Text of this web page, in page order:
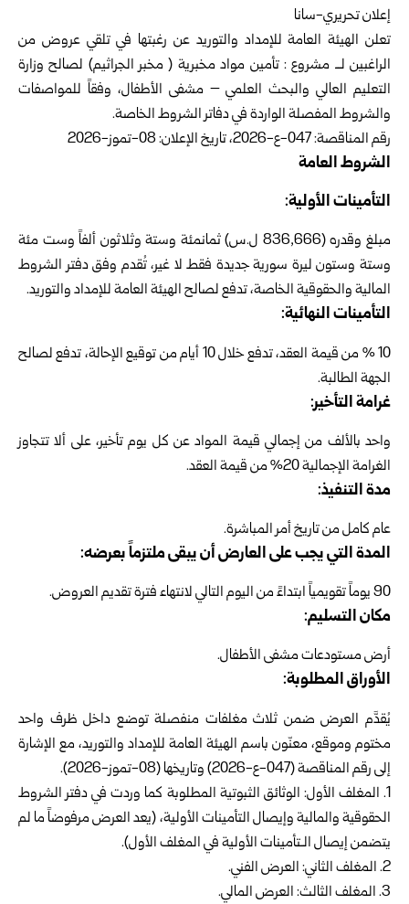
إعلان تحريري-سانا
تعلن الهيئةالعامة للإمداد والتوريد عن رغبتها في تلقي عروض من
الراغبين لــ مشروع : تأمين مواد مخبرية ( مخبر الجراثيم) لصالح وزارة
التعليم العالي والبحث العلمي – مشفى الأطفال، وفقاً للمواصفات
والشروط المفصلة الواردة في دفاتر الشروط الخاصة.
رقم المناقصة: 047-ع-2026، تاريخ الإعلان: 08-تموز-2026
الشروط العامة
التأمينات الأولية:
مبلغ وقدره (836,666 ل.س) ثمانمئة وستة وثلاثون ألفاً وست مئة
وستة وستون ليرة سورية جديدة فقط لا غير، تُقدم وفق دفتر الشروط
المالية والحقوقية الخاصة، تدفع لصالح الهيئة العامة للإمداد والتوريد.
التأمينات النهائية:
10 % من قيمة العقد، تدفع خلال 10 أيام من توقيع الإحالة، تدفع لصالح
الجهة الطالبة.
غرامة التأخير:
واحد بالألف من إجمالي قيمة المواد عن كل يوم تأخير، على ألا تتجاوز
الغرامة الإجمالية 20% من قيمة العقد.
مدة التنفيذ:
عام كامل من تاريخ أمر المباشرة.
المدة التي يجب على العارض أن يبقى ملتزماً بعرضه:
90 يوماً تقويمياً ابتداءً من اليوم التالي لانتهاء فترة تقديم العروض.
مكان التسليم:
أرض مستودعات مشفى الأطفال.
الأوراق المطلوبة:
يُقدَّم العرض ضمن ثلاث مغلفات منفصلة توضع داخل ظرف واحد
مختوم وموقع، معنّون باسم الهيئة العامة للإمداد والتوريد، مع الإشارة
إلى رقم المناقصة (047-ع-2026) وتاريخها (08-تموز-2026).
1. المغلف الأول: الوثائق الثبوتية المطلوبة كما وردت في دفتر الشروط
الحقوقية والمالية وإيصال التأمينات الأولية، (يعد العرض مرفوضاً ما لم
يتضمن إيصال الـتأمينات الأولية في المغلف الأول).
2. المغلف الثاني: العرض الفني.
3. المغلف الثالث: العرض المالي.